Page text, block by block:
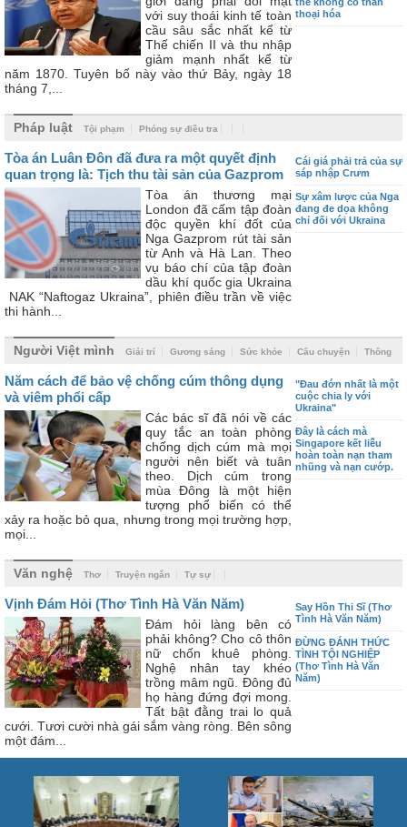
với suy thoái kinh tế toàn
cầu sâu sắc nhất kể từ
Thế chiến II và thu nhập
giảm mạnh nhất kể từ
năm 1870. Tuyên bố này vào thứ Bảy, ngày 18
tháng 7,...
thoại hóa
Pháp luật Tội phạm Phóng sự điều tra
Tòa án Luân Đôn đã đưa ra một quyết định
quan trọng là: Tịch thu tài sản của Gazprom
Tòa án thương mại
London đã cấm tập đoàn
độc quyền khí đốt của
Nga Gazprom rút tài sản
từ Anh và Hà Lan. Theo
vụ báo chí của tập đoàn
dầu khí quốc gia Ukraina
NAK “Naftogaz Ukraina”, phiên điều trần về việc
thi hành...
Cái giá phải trả của sự
sáp nhập Crưm
Sự xâm lược của Nga
đang đe dọa không
chỉ đối với Ukraina
Người Việt mình Giải trí Gương sáng Sức khỏe Câu chuyện Thông
Năm cách để bảo vệ chống cúm thông dụng
và viêm phổi cấp
Các bác sĩ đã nói về các
quy tắc an toàn phòng
chống dịch cúm mà mọi
người nên biết và tuân
theo. Dịch cúm trong
mùa Đông là một hiện
tượng phổ biến có thể
xảy ra hoặc bỏ qua, nhưng trong mọi trường hợp,
mọi...
"Đau đớn nhất là một
cuộc chia ly với
Ukraina"
Đây là cách mà
Singapore kết liễu
hoàn toàn nạn tham
nhũng và nạn cướp.
Văn nghệ Thơ Truyện ngắn Tự sự
Vịnh Đám Hỏi (Thơ Tình Hà Văn Năm)
Đám hỏi làng bên có
phải không? Cho cô thôn
nữ chốn khuê phòng.
Nghệ nhân tay khéo
trồng mâm ngũ. Đông đủ
họ hàng đứng đợi mong.
Tất bật đằng trai lo quả
cưới. Tươi cười nhà gái sắm vàng ròng. Bên sông
một đám...
Say Hồn Thi Sĩ (Thơ
Tình Hà Văn Năm)
ĐỪNG ĐÁNH THỨC
TÌNH TỘI NGHIỆP
(Thơ Tình Hà Văn
Năm)